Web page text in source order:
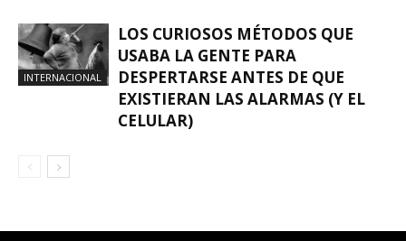
INTERNACIONAL
LOS CURIOSOS MÉTODOS QUE
USABA LA GENTE PARA
DESPERTARSE ANTES DE QUE
EXISTIERAN LAS ALARMAS (Y EL
CELULAR)